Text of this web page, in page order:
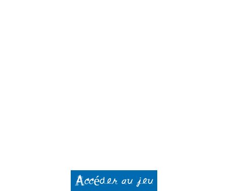
Accéder au jeu